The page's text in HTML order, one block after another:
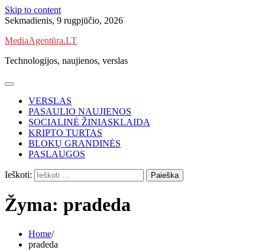
Skip to content
Sekmadienis, 9 rugpjūčio, 2026
MediaAgentūra.LT
Technologijos, naujienos, verslas
VERSLAS
PASAULIO NAUJIENOS
SOCIALINĖ ŽINIASKLAIDA
KRIPTO TURTAS
BLOKŲ GRANDINĖS
PASLAUGOS
Ieškoti:
Žyma: pradeda
Home
pradeda